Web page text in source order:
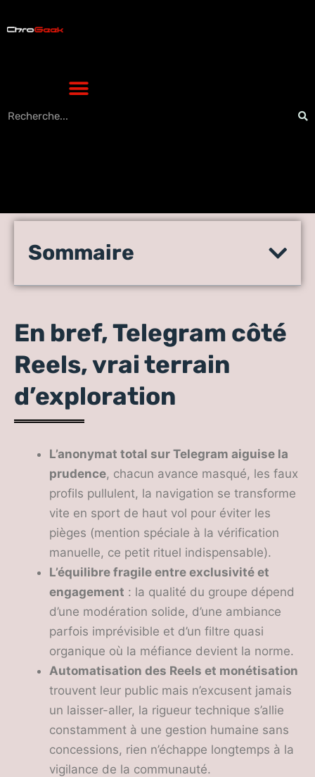
Reels plans Telegram : les 7
plus d’interactions
Sommaire
En bref, Telegram côté
Reels, vrai terrain
d’exploration
L’anonymat total sur Telegram aiguise la
prudence, chacun avance masqué, les faux
profils pullulent, la navigation se transforme
vite en sport de haut vol pour éviter les
pièges (mention spéciale à la vérification
manuelle, ce petit rituel indispensable).
L’équilibre fragile entre exclusivité et
engagement : la qualité du groupe dépend
d’une modération solide, d’une ambiance
parfois imprévisible et d’un filtre quasi
organique où la méfiance devient la norme.
Automatisation des Reels et monétisation
trouvent leur public mais n’excusent jamais
un laisser-aller, la rigueur technique s’allie
constamment à une gestion humaine sans
concessions, rien n’échappe longtemps à la
vigilance de la communauté.